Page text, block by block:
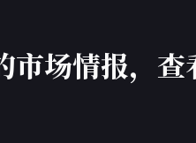
场情报，查